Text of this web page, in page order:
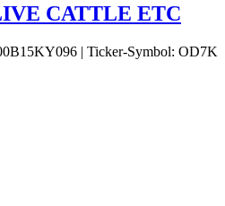
CATTLE ETC
| Ticker-Symbol: OD7K